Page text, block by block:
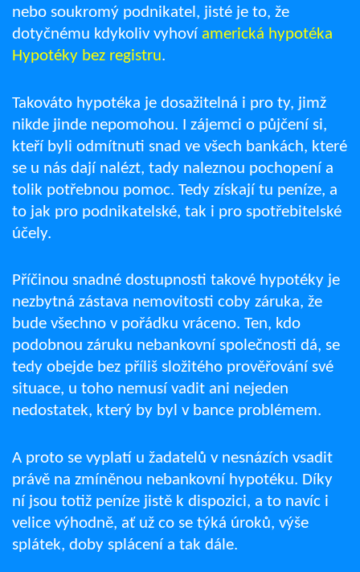
nebo soukromý podnikatel, jisté je to, že
dotyčnému kdykoliv vyhoví americká hypotéka
Hypotéky bez registru.
Takováto hypotéka je dosažitelná i pro ty, jimž
nikde jinde nepomohou. I zájemci o půjčení si,
kteří byli odmítnuti snad ve všech bankách, které
se u nás dají nalézt, tady naleznou pochopení a
tolik potřebnou pomoc. Tedy získají tu peníze, a
to jak pro podnikatelské, tak i pro spotřebitelské
účely.
Příčinou snadné dostupnosti takové hypotéky je
nezbytná zástava nemovitosti coby záruka, že
bude všechno v pořádku vráceno. Ten, kdo
podobnou záruku nebankovní společnosti dá, se
tedy obejde bez příliš složitého prověřování své
situace, u toho nemusí vadit ani nejeden
nedostatek, který by byl v bance problémem.
A proto se vyplatí u žadatelů v nesnázích vsadit
právě na zmíněnou nebankovní hypotéku. Díky
ní jsou totiž peníze jistě k dispozici, a to navíc i
velice výhodně, ať už co se týká úroků, výše
splátek, doby splácení a tak dále.